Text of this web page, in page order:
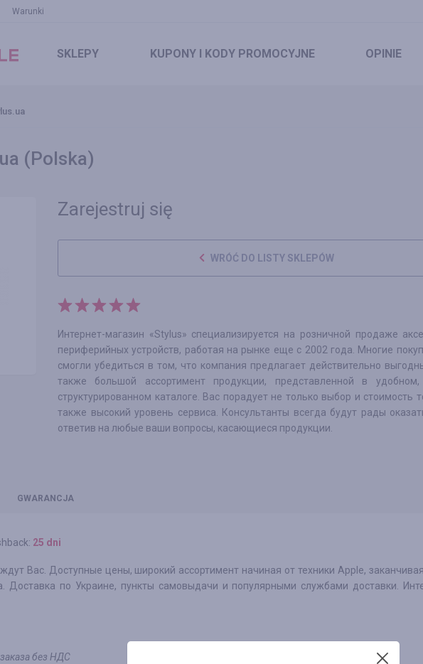
Warunki
SKLEPY KUPONYI KODY PROMOCYJNE OPINIE
(Polska)
Zarejestruj się
WRÓĆ DO LISTY SKLEPÓW
Интернет-магазин «Stylus» специализируется на розничной продаже
периферийных устройств, работая на рынке еще с 2002 года. Многие
смогли убедиться в том, что компания предлагает действительно
также большой ассортимент продукции, представленной в удобном,
структурированном каталоге. Вас порадует не только выбор и стоимость
также высокий уровень сервиса. Консультанты всегда будут рады
ответив на любые ваши вопросы, касающиеся продукции.
GWARANCJA
25 dni
Вас. Доступные цены, широкий ассортимент начиная от техники Apple,
Доставка по Украине, пункты самовыдачи и популярными службами доставки.
без НДС